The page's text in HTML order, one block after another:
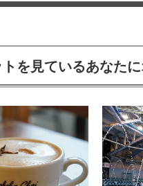
を見ているあなた